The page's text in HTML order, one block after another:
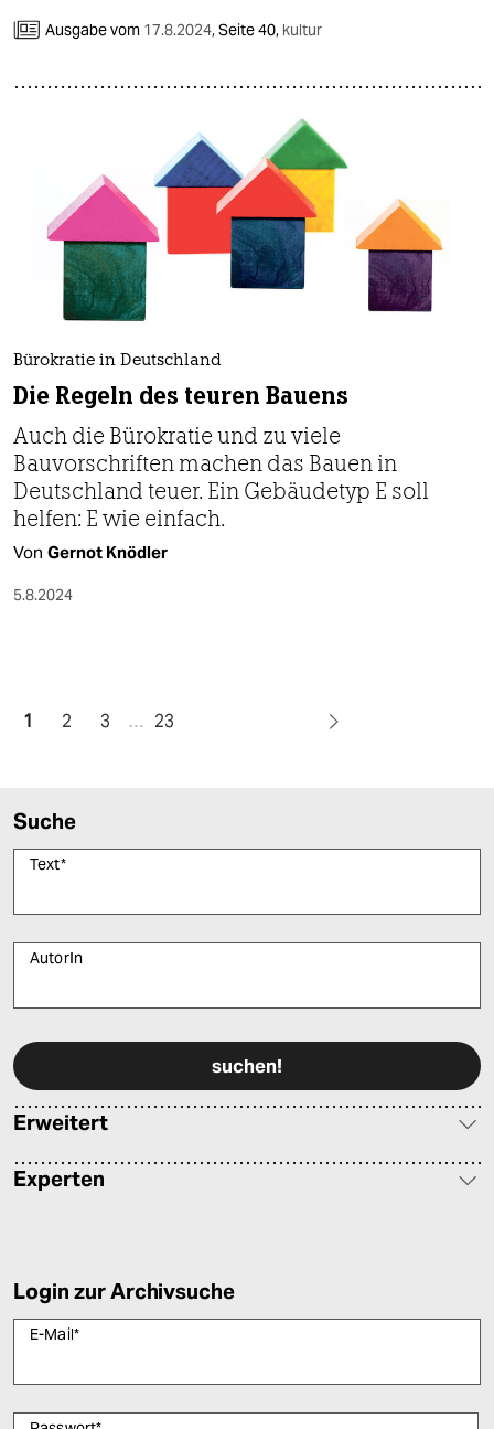
Ausgabe vom 17.8.2024,Seite 40, kultur
Bürokratie in Deutschland
Die Regeln des teuren Bauens
Auch die Bürokratie und zu viele
Bauvorschriften machen das Bauen in
Deutschland teuer. Ein Gebäudetyp E soll
helfen: E wie einfach.
Von Gernot Knödler
5.8.2024
1 2 3 … 23
Suche
Text*
AutorIn
Erweitert
Experten
Login zur Archivsuche
E-Mail*